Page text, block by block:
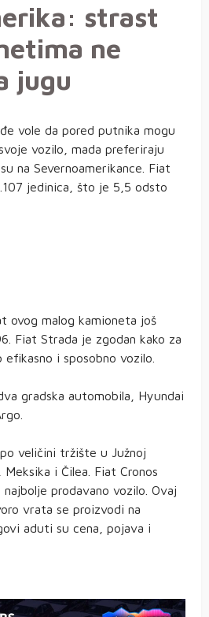
strast
ne
jugu
vole da pored putnika mogu
vozilo, mada preferiraju
na Severnoamerikance. Fiat
jedinica, što je 5,5 odsto
ovog malog kamioneta još
Fiat Strada je zgodan kako za
i sposobno vozilo.
gradska automobila, Hyundai
veličini tržište u Južnoj
i Čilea. Fiat Cronos
prodavano vozilo. Ovaj
vrata se proizvodi na
aduti su cena, pojava i